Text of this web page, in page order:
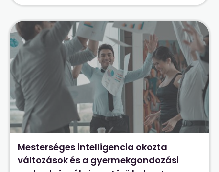
Mesterséges intelligencia okozta
változások és a gyermekgondozási